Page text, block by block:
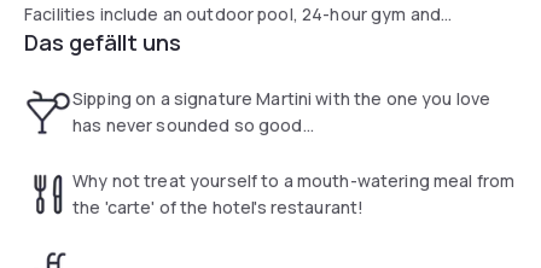
Facilities include an outdoor pool, 24-hour gym and
business center. Guests can grab take out at Twigs Cafe or
Das gefällt uns
Sipping on a signature Martini with the one you love
has never sounded so good...
Why not treat yourself to a mouth-watering meal from
the 'carte' of the hotel's restaurant!